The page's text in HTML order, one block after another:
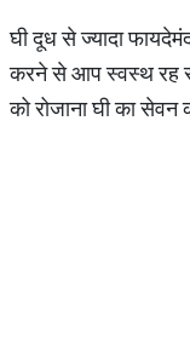
घी दूध से ज्यादा
करने से आप स्वस्थ रह
को रोजाना घी का सेवन